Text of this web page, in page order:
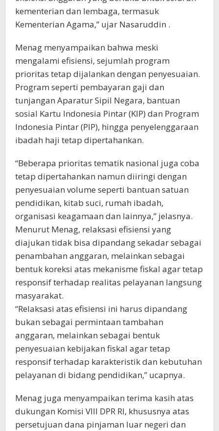
kementerian dan lembaga, termasuk
Kementerian Agama,” ujar Nasaruddin .
Menag menyampaikan bahwa meski
mengalami efisiensi, sejumlah program
prioritas tetap dijalankan dengan penyesuaian.
Program seperti pembayaran gaji dan
tunjangan Aparatur Sipil Negara, bantuan
sosial Kartu Indonesia Pintar (KIP) dan Program
Indonesia Pintar (PIP), hingga penyelenggaraan
ibadah haji tetap dipertahankan.
“Beberapa prioritas tematik nasional juga coba
tetap dipertahankan namun diiringi dengan
penyesuaian volume seperti bantuan satuan
pendidikan, kitab suci, rumah ibadah,
organisasi keagamaan dan lainnya,” jelasnya.
Menurut Menag, relaksasi efisiensi yang
diajukan tidak bisa dipandang sekadar sebagai
penambahan anggaran, melainkan sebagai
bentuk koreksi atas mekanisme fiskal agar tetap
responsif terhadap realitas pelayanan langsung
masyarakat.
“Relaksasi atas efisiensi ini harus dipandang
bukan sebagai permintaan tambahan
anggaran, melainkan sebagai bentuk
penyesuaian kebijakan fiskal agar tetap
responsif terhadap karakteristik dan kebutuhan
pelayanan di bidang pendidikan,” ucapnya.
Menag juga menyampaikan terima kasih atas
dukungan Komisi VIII DPR RI, khususnya atas
persetujuan dana pinjaman luar negeri dan